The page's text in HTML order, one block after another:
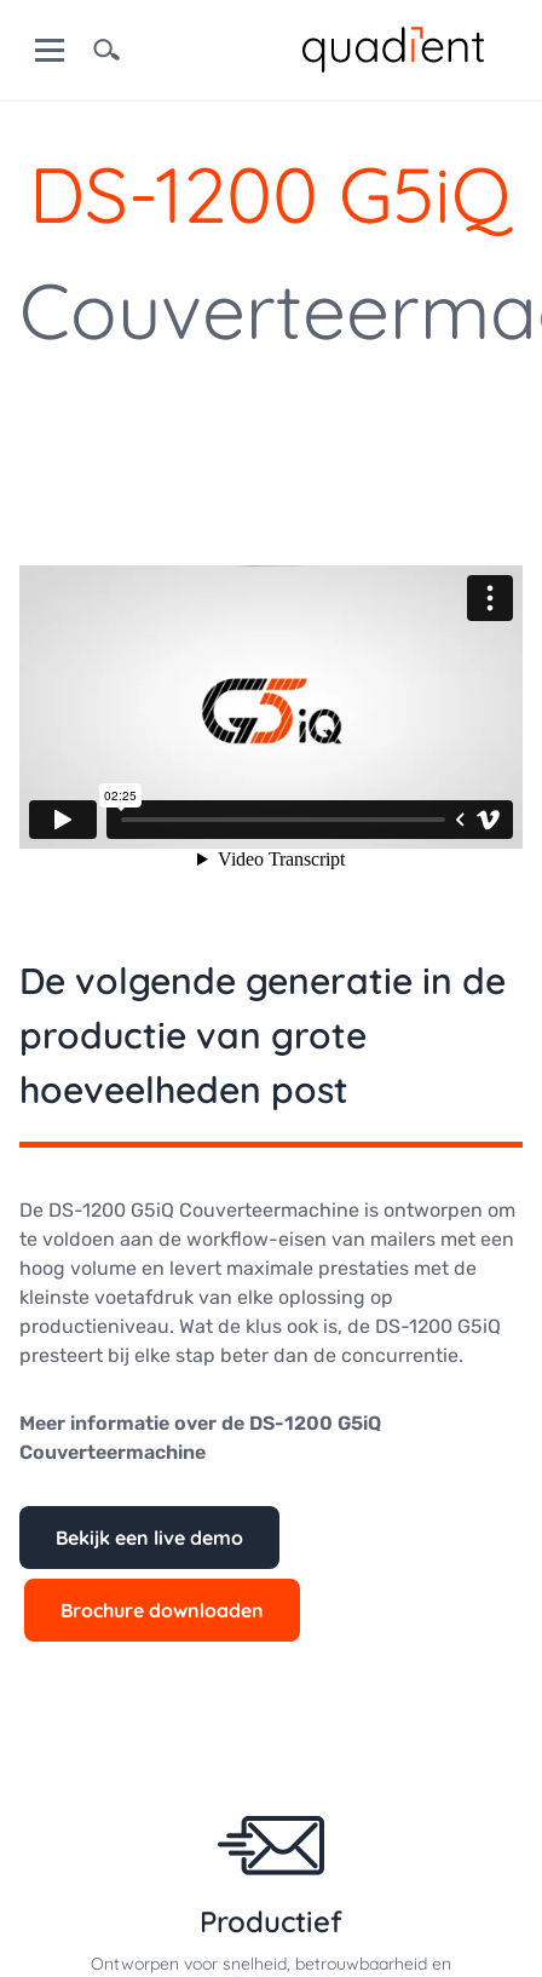
DS-1200 G5iQ
De volgende generatie in de
productie van grote
hoeveelheden post
De DS-1200 G5iQ Couverteermachine is ontworpen om
te voldoen aan de workflow-eisen van mailers met een
hoog volume en levert maximale prestaties met de
kleinste voetafdruk van elke oplossing op
productieniveau. Wat de klus ook is, de DS-1200 G5iQ
presteert bij elke stap beter dan de concurrentie.
Meer informatie over de DS-1200 G5iQ
Couverteermachine
Bekijk een live demo
Brochure downloaden
Productief
Ontworpen voor snelheid, betrouwbaarheid en